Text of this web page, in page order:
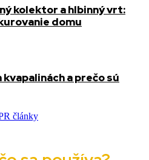
kolektor a hlbinný vrt:
domu
a prečo sú